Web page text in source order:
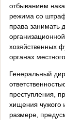
отбыванием
режима со
права занимать
хозяйственных
органах
Генеральный
преступления,
хищения чужого
размере,